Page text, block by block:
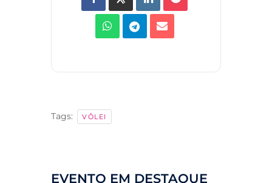
Tags: VÔLEI
EVENTO EM DESTAQUE